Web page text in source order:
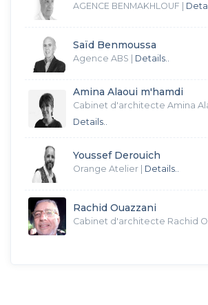
AGENCE BENMAKHLOUF
Saïd Benmoussa
Agence ABS Details..
Amina Alaoui m'hamdi
Cabinet d'architecte Amina
Details..
Youssef Derouich
Orange Atelier Details..
Rachid Ouazzani
Cabinet d'architecte Rachid